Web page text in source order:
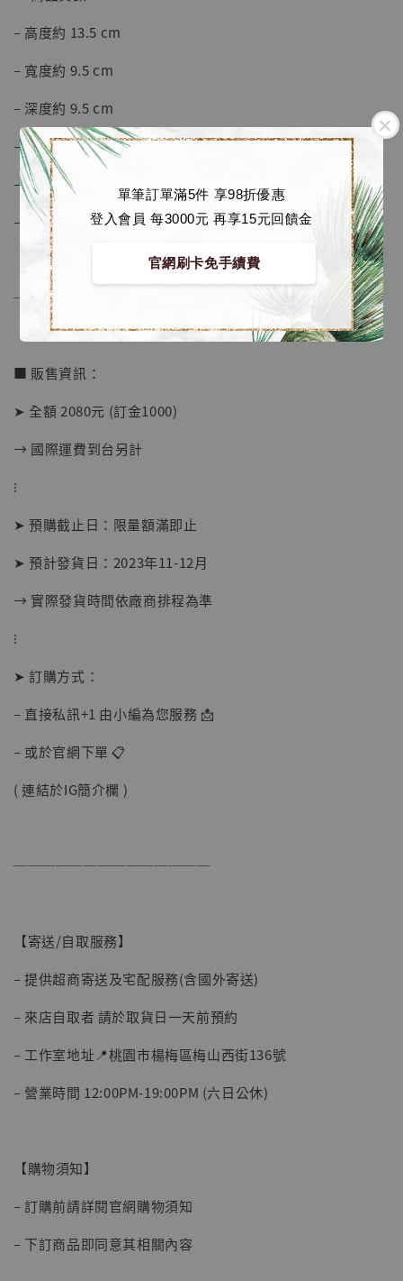
單筆訂單滿5件 享98折優惠
登入會員 每3000元 再享15元回饋金
官網刷卡免手續費
【店內現貨】海賊王 系列蒐藏雕像 布魯克達
摩 [7STARS Studio]
NT$ 1,500
子彈飛 鵝城縣長 張麻子 [BK01]
NT$ 4,980
– 高度約 13.5 cm
– 寬度約 9.5 cm
– 深度約 9.5 cm
– 附限量編號卡
– 材質為 樹脂, PU, 高透樹脂
– 以珍珠棉, 彩盒, 運輸箱包裝
──────────────
■ 販售資訊：
➤ 全額 2080元 (訂金1000)
→ 國際運費到台另計
⁝
➤ 預購截止日：限量額滿即止
➤ 預計發貨日：2023年11-12月
→ 實際發貨時間依廠商排程為準
⁝
➤ 訂購方式：
– 直接私訊+1 由小編為您服務 📩
– 或於官網下單 📋
( 連結於IG簡介欄 )
──────────────
【寄送/自取服務】
– 提供超商寄送及宅配服務(含國外寄送)
– 來店自取者 請於取貨日一天前預約
– 工作室地址📍桃園市楊梅區梅山西街136號
– 營業時間 12:00PM-19:00PM (六日公休)
【購物須知】
– 訂購前請詳閱官網購物須知
– 下訂商品即同意其相關內容